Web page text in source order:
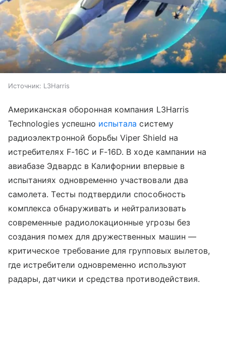
Источник: L3Harris
Американская оборонная компания L3Harris
Technologies успешно испытала систему
радиоэлектронной борьбы Viper Shield на
истребителях F-16C и F-16D. В ходе кампании на
авиабазе Эдвардс в Калифорнии впервые в
испытаниях одновременно участвовали два
самолета. Тесты подтвердили способность
комплекса обнаруживать и нейтрализовать
современные радиолокационные угрозы без
создания помех для дружественных машин —
критическое требование для групповых вылетов,
где истребители одновременно используют
радары, датчики и средства противодействия.